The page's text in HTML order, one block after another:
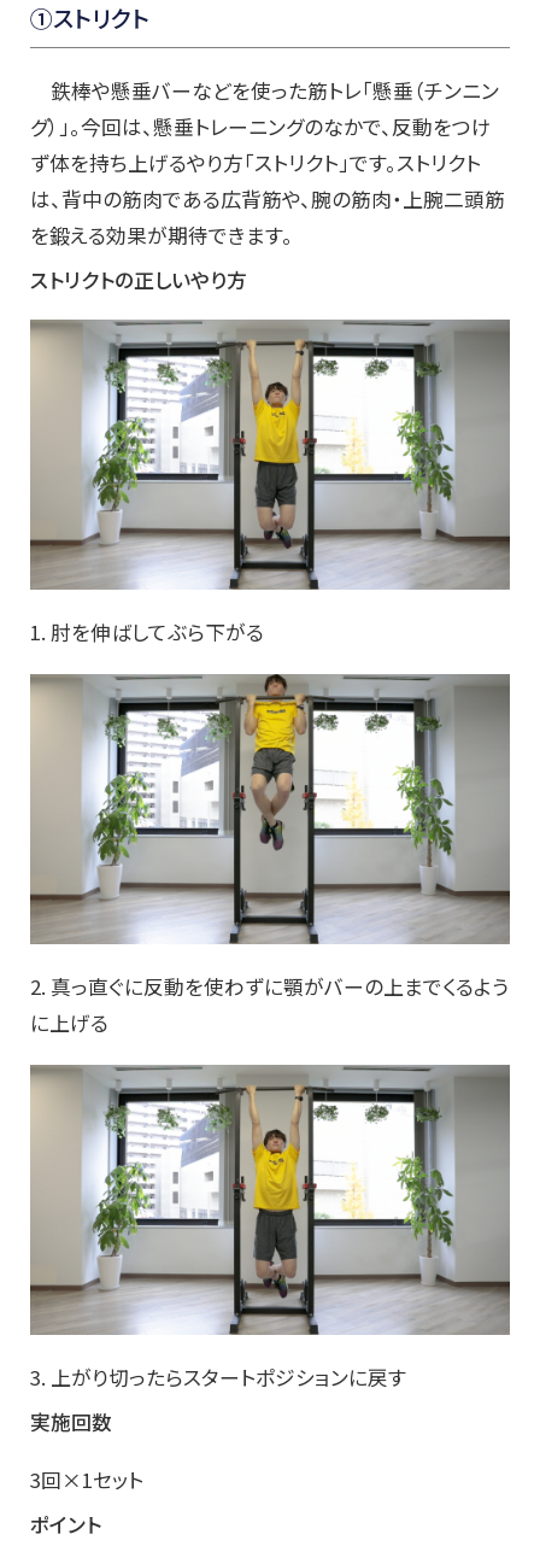
①ストリクト
鉄棒や懸垂バーなどを使った筋トレ「懸垂（チンニン
グ）」。今回は、懸垂トレーニングのなかで、反動をつけ
ず体を持ち上げるやり方「ストリクト」です。ストリクト
は、背中の筋肉である広背筋や、腕の筋肉・上腕二頭筋
を鍛える効果が期待できます。
ストリクトの正しいやり方
1. 肘を伸ばしてぶら下がる
2. 真っ直ぐに反動を使わずに顎がバーの上までくるよう
に上げる
3. 上がり切ったらスタートポジションに戻す
実施回数
3回×1セット
ポイント